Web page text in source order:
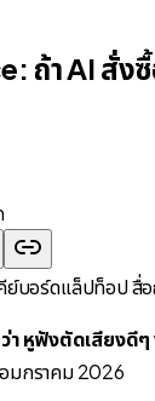
ถ้า AI สั่
หูฟังตัดเสียงดี
มกราคม 2026